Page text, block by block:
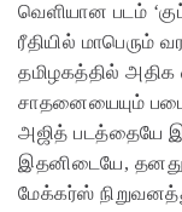
வெளியான படம்
ரீதியில் மாபெரும்
தமிழகத்தில்
சாதனையையும்
அஜித் படத்தையே
இதனிடையே, தனது
மேக்கர்ஸ்